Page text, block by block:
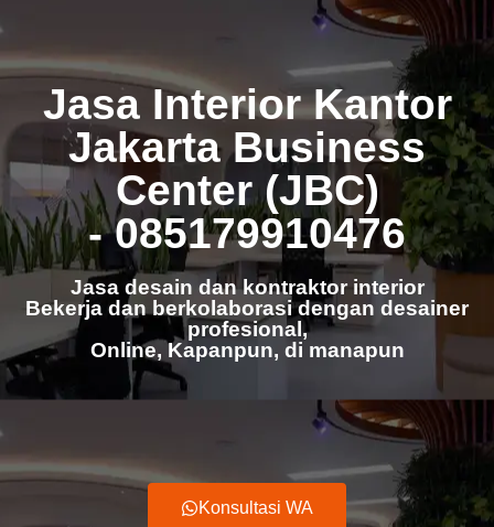
Jasa Interior Kantor
Jakarta Business
Center (JBC)
- 085179910476
Jasa desain dan kontraktor interior
Bekerja dan berkolaborasi dengan desainer
profesional,
Online, Kapanpun, di manapun
Konsultasi WA